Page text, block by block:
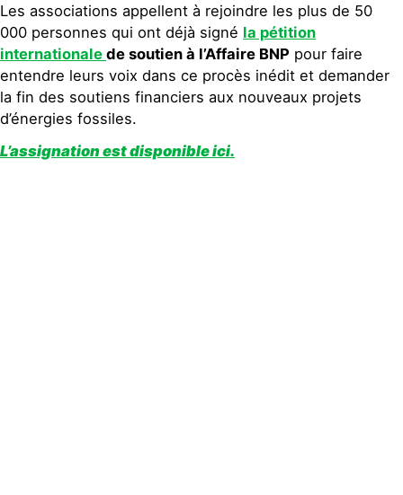
Les associations appellent à rejoindre les plus de 50
000 personnes qui ont déjà signé la pétition
internationale de soutien à l’Affaire BNP pour faire
entendre leurs voix dans ce procès inédit et demander
la fin des soutiens financiers aux nouveaux projets
d’énergies fossiles.
L’assignation est disponible ici.